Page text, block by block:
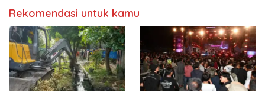
Rekomendasi untuk kamu